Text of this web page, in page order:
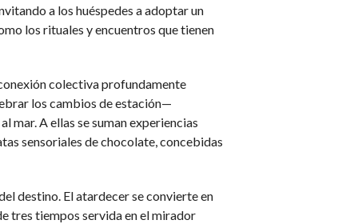
a los huéspedes a adoptar un
los rituales y encuentros que tienen
colectiva profundamente
los cambios de estación—
mar. A ellas se suman experiencias
sensoriales de chocolate, concebidas
destino. El atardecer se convierte en
tres tiempos servida en el mirador